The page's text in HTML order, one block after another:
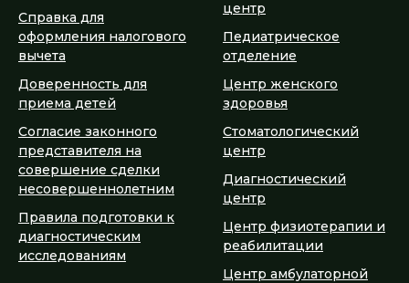
Справка для
оформления налогового
вычета
Доверенность для
приема детей
Согласие законного
представителя на
совершение сделки
несовершеннолетним
Правила подготовки к
диагностическим
исследованиям
центр
Педиатрическое
отделение
Центр женского
здоровья
Стоматологический
центр
Диагностический
центр
Центр физиотерапии и
реабилитации
Центр амбулаторной